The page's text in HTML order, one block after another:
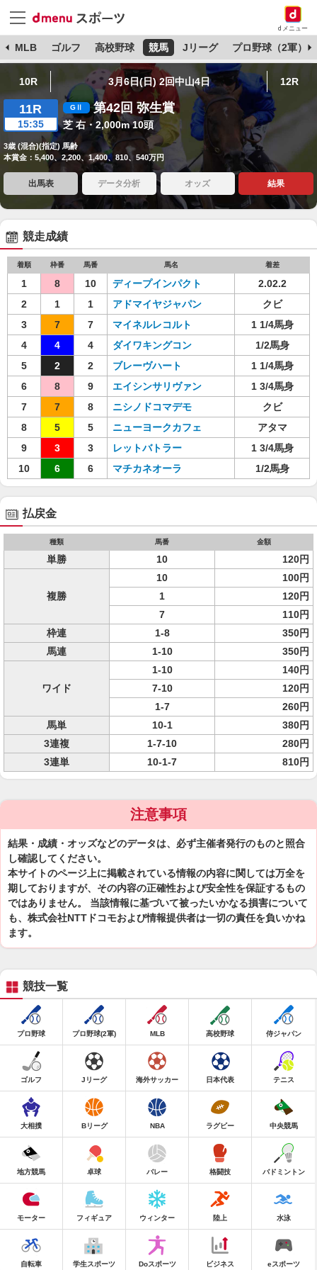
dメニュー
MLB ゴルフ 高校野球 競馬 Jリーグ プロ野球（2軍）
10R 3月6日(日) 2回中山4日 12R
11R
15:35
第42回 弥生賞
芝 右・2,000m 10頭
3歳 (混合)(指定) 馬齢
本賞金：5,400、2,200、1,400、810、540万円
出馬表 データ分析 オッズ 結果
競走成績
着順 枠番 馬番 馬名 着差
1 8 10 ディープインパクト
2.02.2
2
1 1 アドマイヤジャパン
クビ
3
7 7 マイネルレコルト
1 1/4馬身
4
4 4 ダイワキングコン
1/2馬身
5
2 2 ブレーヴハート
1 1/4馬身
6
8 9 エイシンサリヴァン
1 3/4馬身
7
7 8 ニシノドコマデモ
クビ
8
5 5 ニューヨークカフェ
アタマ
9
3 3 レットバトラー
1 3/4馬身
10
6 6 マチカネオーラ 1/2馬身
払戻金
種類 馬番 金額
単勝 10 120円
複勝
10
100円
1
120円
7
110円
枠連
1-8
350円
馬連
1-10 350円
ワイド
1-10
140円
7-10
120円
1-7
260円
馬単
10-1
380円
3連複
1-7-10
280円
3連単
10-1-7 810円
注意事項
結果・成績・オッズなどのデータは、必ず主催者発行のものと照合
し確認してください。
本サイトのページ上に掲載されている情報の内容に関しては万全を
期しておりますが、その内容の正確性および安全性を保証するもの
ではありません。 当該情報に基づいて被ったいかなる損害について
も、株式会社NTTドコモおよび情報提供者は一切の責任を負いかね
ます。
競技一覧
プロ野球 プロ野球(2軍) MLB 高校野球 侍ジャパン
ゴルフ Jリーグ 海外サッカー 日本代表 テニス
大相撲 Bリーグ NBA ラグビー 中央競馬
地方競馬 卓球 バレー 格闘技 バドミントン
モーター フィギュア ウィンター 陸上 水泳
自転車 学生スポーツ Doスポーツ ビジネス eスポーツ